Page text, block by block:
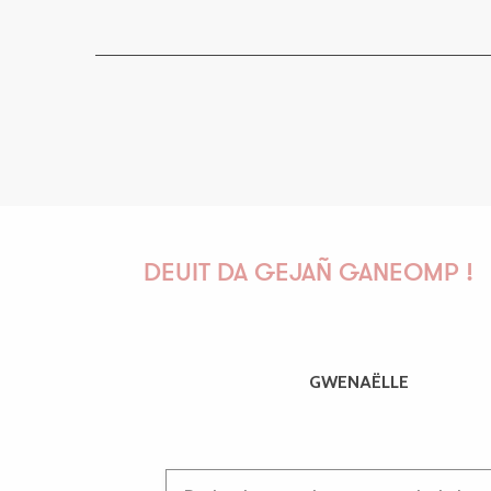
DEUIT DA GEJAÑ GANEOMP !
GWENAËLLE